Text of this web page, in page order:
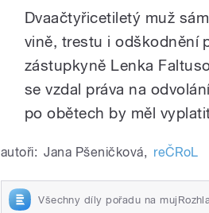
Dvaačtyřicetiletý muž
vině, trestu i odškodnění
zástupkyně Lenka
se vzdal práva na
po obětech by měl
autoři: Jana Pšeničková, reČRoL
Všechny díly pořadu na